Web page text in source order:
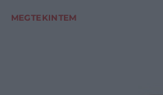
MEGTEKINTEM